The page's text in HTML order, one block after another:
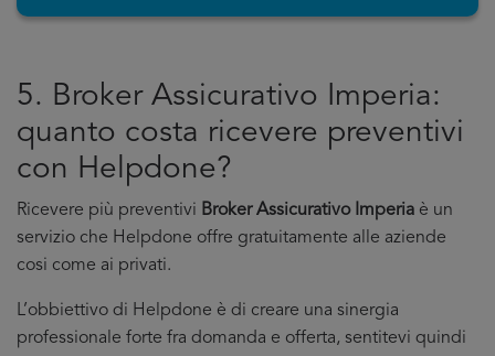
5. Broker Assicurativo Imperia:
quanto costa ricevere preventivi
con Helpdone?
Ricevere più preventivi Broker Assicurativo Imperia è un
servizio che Helpdone offre gratuitamente alle aziende
cosi come ai privati.
L’obbiettivo di Helpdone è di creare una sinergia
professionale forte fra domanda e offerta, sentitevi quindi